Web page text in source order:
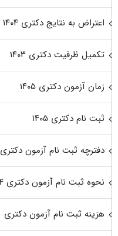
اعتراض به نتایج دکتری ۱۴۰۴
تکمیل ظرفیت دکتری ۱۴۰۳
زمان آزمون دکتری ۱۴۰۵
ثبت نام دکتری ۱۴۰۵
دفترچه ثبت نام آزمون دکتری ۱۴۰۴
نحوه ثبت نام آزمون دکتری ۱۴۰۴
هزینه ثبت نام آزمون دکتری